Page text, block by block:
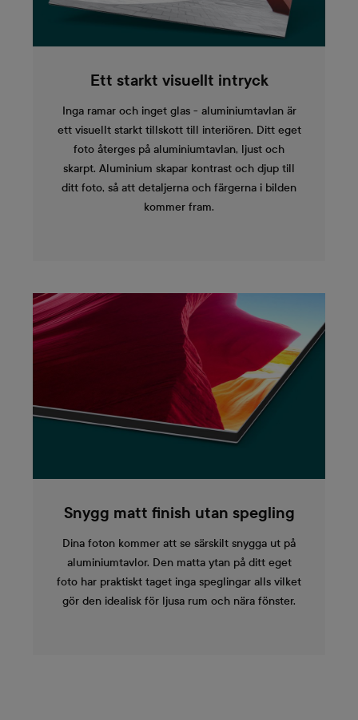
Ett starkt visuellt intryck
Inga ramar och inget glas - aluminiumtavlan är
ett visuellt starkt tillskott till interiören. Ditt eget
foto återges på aluminiumtavlan, ljust och
skarpt. Aluminium skapar kontrast och djup till
ditt foto, så att detaljerna och färgerna i bilden
kommer fram.
Snygg matt finish utan spegling
Dina foton kommer att se särskilt snygga ut på
aluminiumtavlor. Den matta ytan på ditt eget
foto har praktiskt taget inga speglingar alls vilket
gör den idealisk för ljusa rum och nära fönster.